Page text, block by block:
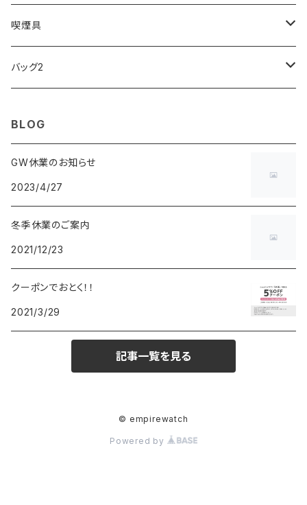
FOOTBALL WATCHES
ARCA FUTURA
DISNEY
FOREVER
CLUSE
BVLGARI
VANQUISH
DUNHILL
BEAMZSQUARE
TOMMY HILFIGER
SWAROVSKI
VIVIENNE WESTWOOD
MICHAEL KORS
MARC JACOBS
DIESEL
Fashion Accessory Cllection
ISLAND
ATLANTIC STARS
VIVIENNE WESTWOOD
POLO RALPH LAUREN
LESPORTSAC
PRADA
BROMPTON
HAMILTON
INCASE
MAWA
その他
TANACOCORO
WOODEN
CASIO
MONTBLANC
SWAROVSKI
OMMIX
COACH
TORAY
OMRON
Micol
MONDAINE
喫煙具
ZIPPO
バッグ2
BLOG
GW休業のお知らせ
2023/4/27
冬季休業のご案内
2021/12/23
クーポンでおとく！！
2021/3/29
記事一覧を見る
© empirewatch
Powered by